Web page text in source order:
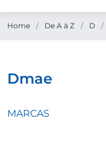
Home / De A à Z / D /
dmae
MARCAS